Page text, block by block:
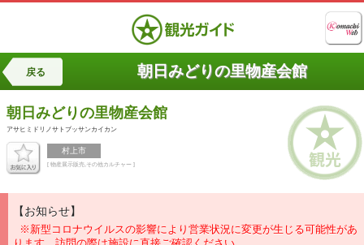
戻る 朝日みどりの里物産会館
朝日みどりの里物産会館
アサヒミドリノサトブッサンカイカン
村上市
[ 物産展示販売,その他カルチャー ]
【お知らせ】
※新型コロナウイルスの影響により営業状況に変更が生じる可能性があ